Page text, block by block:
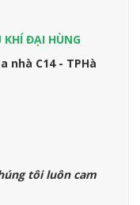
KHÍ ĐẠI HÙNG
nhà C14 - TPHà
tôi luôn cam